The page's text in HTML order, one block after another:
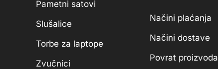
Pametni satovi
Slušalice
Torbe za laptope
Zvučnici
Načini plaćanja
Načini dostave
Povrat proizvoda